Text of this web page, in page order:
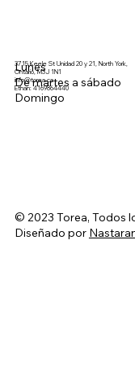
3715 Keele St Unidad 20 y 21, North York,
Ontario, M3J 1N1
info@torea.ca
Ethan: 4169864440
Lunes
De martes a sábado
Domingo
© 2023 Torea, Todos
Diseñado por